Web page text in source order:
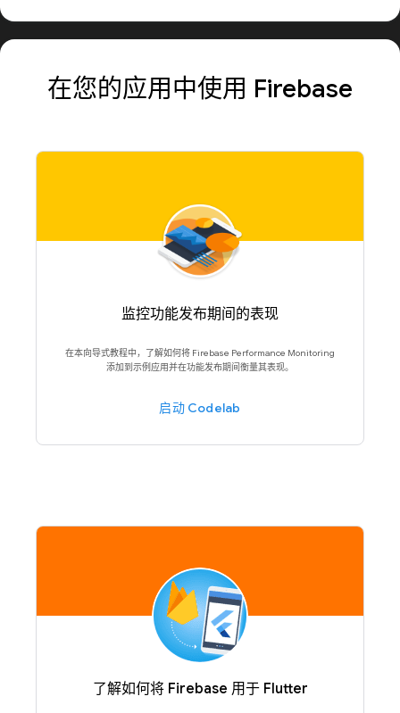
在您的应用中使用 Firebase
监控功能发布期间的表现
在本向导式教程中，了解如何将 Firebase Performance Monitoring
添加到示例应用并在功能发布期间衡量其表现。
启动 Codelab
了解如何将 Firebase 用于 Flutter